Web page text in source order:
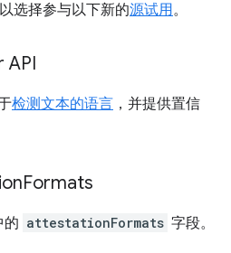
选择参与以下新的源试用。
API
检测文本的语言 ，并提供置信
Formats
的 attestationFormats 字段。